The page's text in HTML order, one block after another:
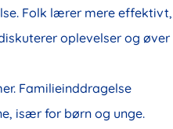
Folk lærer mere effektivt,
oplevelser og øver
Familieinddragelse
især for børn og unge.